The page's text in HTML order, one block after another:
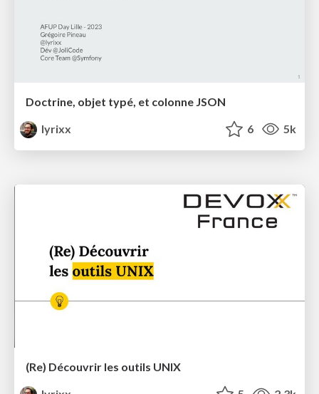
Doctrine, objet typé, et colonne JSON
lyrixx
6 5k
(Re) Découvrir les outils UNIX